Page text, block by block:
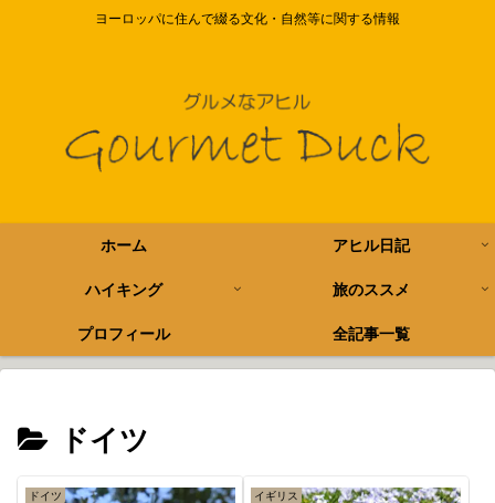
ヨーロッパに住んで綴る文化・自然等に関する情報
ホーム アヒル日記
ハイキング 旅のススメ
プロフィール 全記事一覧
ドイツ
ドイツ イギリス